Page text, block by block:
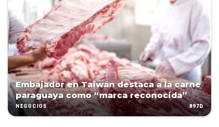
Embajador en Taiwán destaca a la carne
paraguaya como “marca reconocida”
NEGOCIOS 897D